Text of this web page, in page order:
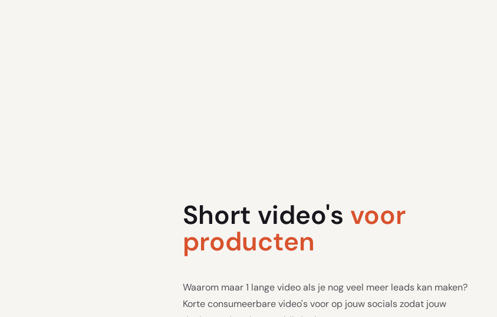
Short video's voor
producten
Waarom maar 1 lange video als je nog veel meer leads kan maken?
Korte consumeerbare video's voor op jouw socials zodat jouw